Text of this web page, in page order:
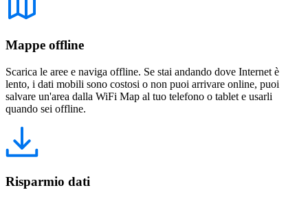
Mappe offline
Scarica le aree e naviga offline. Se stai andando dove Internet è
lento, i dati mobili sono costosi o non puoi arrivare online, puoi
salvare un'area dalla WiFi Map al tuo telefono o tablet e usarli
quando sei offline.
Risparmio dati